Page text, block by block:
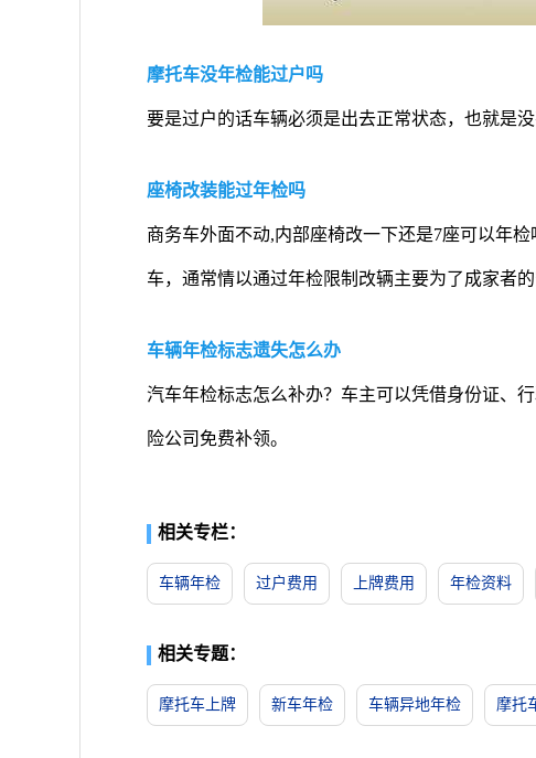
摩托车没年检能过户吗
要是过户的话车辆必须是出去正常状态，也就是
座椅改装能过年检吗
商务车外面不动,内部座椅改一下还是7座可以年
车，通常情以通过年检限制改辆主要为了成家者
车辆年检标志遗失怎么办
汽车年检标志怎么补办？车主可以凭借身份证、
险公司免费补领。
相关专栏：
车辆年检 过户费用 上牌费用 年检资料
相关专题：
摩托车上牌 新车年检 车辆异地年检 摩托